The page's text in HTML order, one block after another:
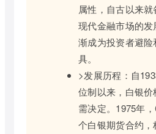
属性，自古以来
现代金融市场的
渐成为投资者避
具。
>发展历程：自
位制以来，白银
需决定。1975年
个白银期货合约